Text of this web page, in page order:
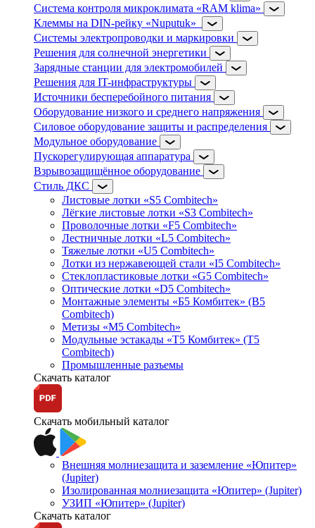
Система контроля микроклимата «RAM klima»
Клеммы на DIN-рейку «Nuputuk»
Системы электропроводки и маркировки
Решения для солнечной энергетики
Зарядные станции для электромобилей
Решения для IT-инфраструктуры
Источники бесперебойного питания
Оборудование низкого и среднего напряжения
Силовое оборудование защиты и распределения
Модульное оборудование
Пускорегулирующая аппаратура
Взрывозащищённое оборудование
Стиль ДКС
Листовые лотки «S5 Combitech»
Лёгкие листовые лотки «S3 Combitech»
Проволочные лотки «F5 Combitech»
Лестничные лотки «L5 Combitech»
Тяжелые лотки «U5 Combitech»
Лотки из нержавеющей стали «I5 Combitech»
Стеклопластиковые лотки «G5 Combitech»
Оптические лотки «D5 Combitech»
Монтажные элементы «Б5 Комбитек» (B5
Combitech)
Метизы «M5 Combitech»
Модульные эстакады «Т5 Комбитек» (T5
Combitech)
Промышленные разъемы
Скачать каталог
Скачать мобильный каталог
Внешняя молниезащита и заземление «Юпитер»
(Jupiter)
Изолированная молниезащита «Юпитер» (Jupiter)
УЗИП «Юпитер» (Jupiter)
Скачать каталог